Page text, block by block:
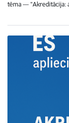
tēma — "Akreditācija: